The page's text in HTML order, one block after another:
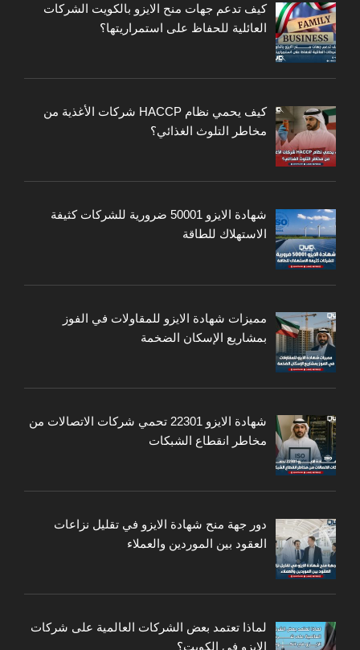
كيف تدعم جهات منح الايزو بالكويت الشركات
العائلية للحفاظ على استمراريتها؟
كيف يحمي نظام HACCP شركات الأغذية من
مخاطر التلوث الغذائي؟
شهادة الايزو 50001 ضرورية للشركات كثيفة
الاستهلاك للطاقة
مميزات شهادة الايزو للمقاولات في الفوز
بمشاريع الإسكان الضخمة
شهادة الايزو 22301 تحمي شركات الاتصالات من
مخاطر انقطاع الشبكات
دور جهة منح شهادة الايزو في تقليل نزاعات
العقود بين الموردين والعملاء
لماذا تعتمد بعض الشركات العالمية على شركات
الايزو في الكويت؟